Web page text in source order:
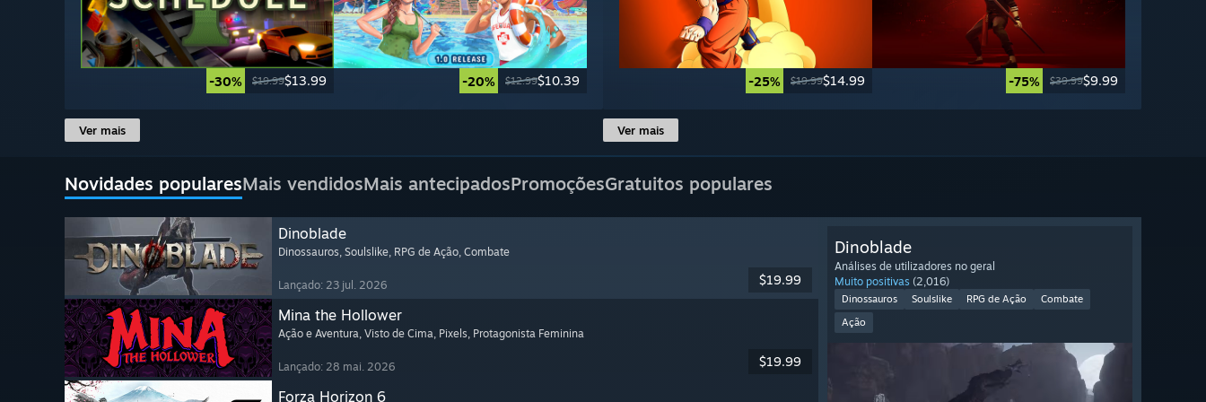
-30% $19.99$13.99 -20% $12.99$10.39
Ver mais
-25% $19.99$14.99 -75% $39.99$9.99
Ver mais
Novidades popularesMais vendidosMais antecipadosPromoçõesGratuitos populares
Dinoblade
Dinossauros, Soulslike, RPG de Ação, Combate
Lançado: 23 jul. 2026 $19.99
Mina the Hollower
Ação e Aventura, Visto de Cima, Pixels, Protagonista Feminina
Lançado: 28 mai. 2026 $19.99
Forza Horizon 6
Dinoblade
Análises de utilizadores no geral
Muito positivas (2,016)
Dinossauros Soulslike RPG de Ação
Combate
Ação